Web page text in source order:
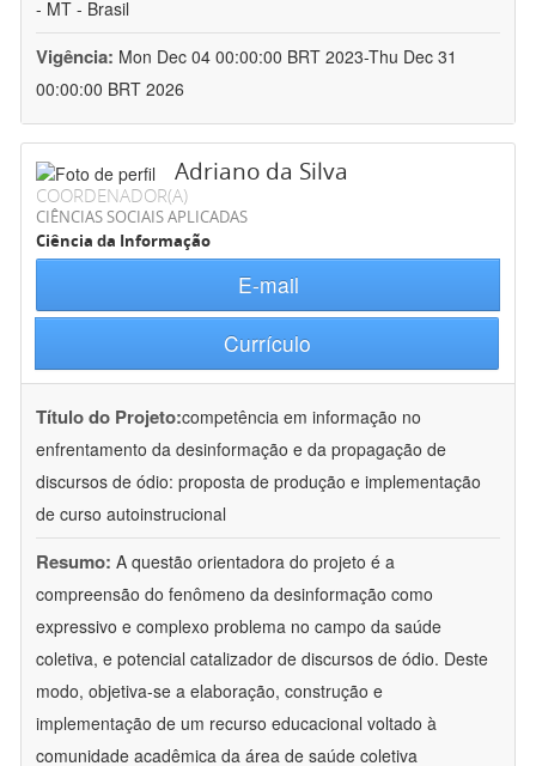
- MT - Brasil
Vigência: Mon Dec 04 00:00:00 BRT 2023-Thu Dec 31
00:00:00 BRT 2026
Adriano da Silva
COORDENADOR(A)
CIÊNCIAS SOCIAIS APLICADAS
Ciência da Informação
E-mail
Currículo
Título do Projeto:competência em informação no
enfrentamento da desinformação e da propagação de
discursos de ódio: proposta de produção e implementação
de curso autoinstrucional
Resumo: A questão orientadora do projeto é a
compreensão do fenômeno da desinformação como
expressivo e complexo problema no campo da saúde
coletiva, e potencial catalizador de discursos de ódio. Deste
modo, objetiva-se a elaboração, construção e
implementação de um recurso educacional voltado à
comunidade acadêmica da área de saúde coletiva